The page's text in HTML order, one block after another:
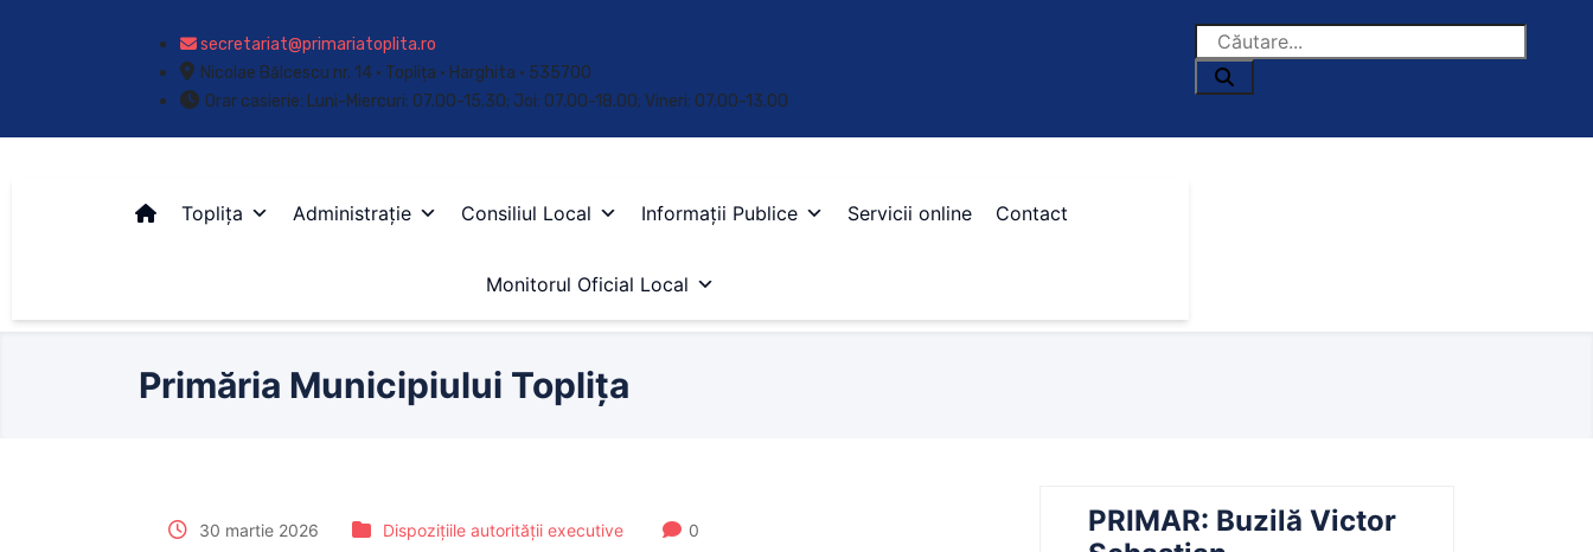
secretariat@primariatoplita.ro
Nicolae Bălcescu nr. 14 • Toplița • Harghita • 535700
Orar casierie: Luni-Miercuri: 07.00-15.30; Joi: 07.00-18.00; Vineri: 07.00-13.00
Toplița Administrație Consiliul Local Informații Publice Servicii online Contact
Monitorul Oficial Local
Primăria Municipiului Toplița
30 martie 2026 Dispozițiile autorității executive 0
PRIMAR: Buzilă Victor